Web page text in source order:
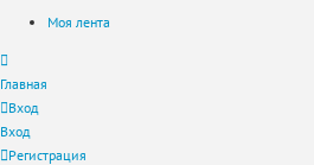
Моя лента
Главная
Вход
Вход
Регистрация